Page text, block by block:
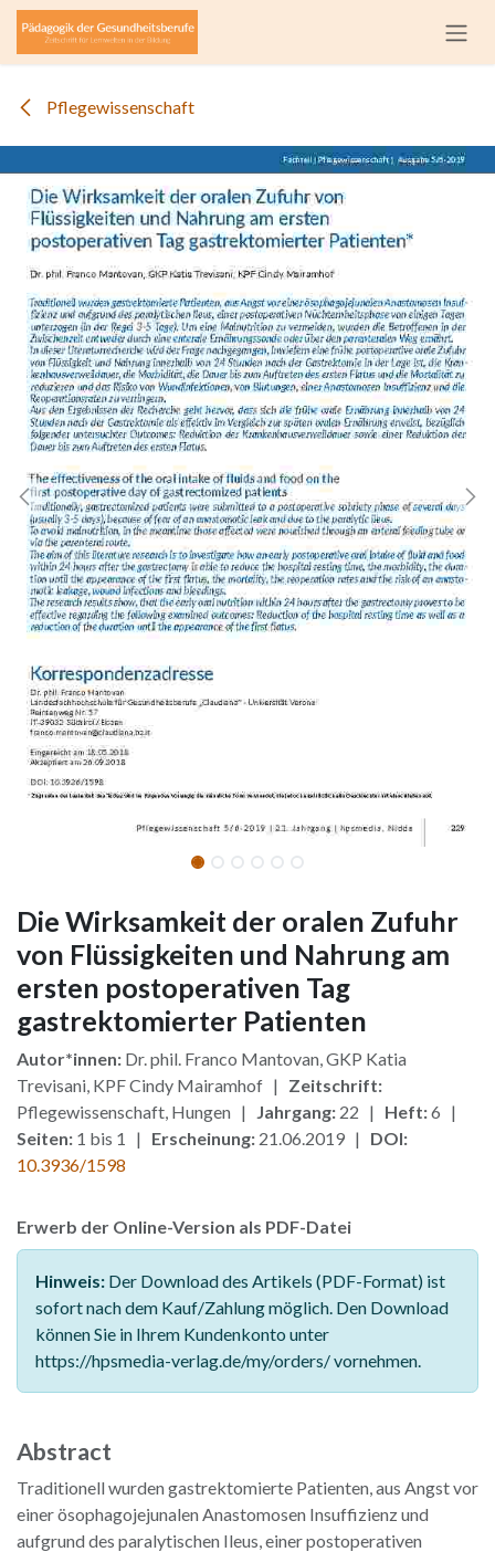
Zum Inhalt springen
Pflegewissenschaft
Die Wirksamkeit der oralen Zufuhr
von Flüssigkeiten und Nahrung am
ersten postoperativen Tag
gastrektomierter Patienten
Autor*innen: Dr. phil. Franco Mantovan, GKP Katia
Trevisani, KPF Cindy Mairamhof | Zeitschrift:
Pflegewissenschaft, Hungen | Jahrgang: 22 | Heft:6 |
Seiten: 1 bis 1 | Erscheinung: 21.06.2019 | DOI:
10.3936/1598
Erwerb der Online-Version als PDF-Datei
Hinweis: Der Download des Artikels (PDF-Format) ist
sofort nach dem Kauf/Zahlung möglich. Den Download
können Sie in Ihrem Kundenkonto unter
https://hpsmedia-verlag.de/my/orders/ vornehmen.
Abstract
Traditionell wurden gastrektomierte Patienten, aus Angst vor
einer ösophagojejunalen Anastomosen Insuffizienz und
aufgrund des paralytischen Ileus, einer postoperativen